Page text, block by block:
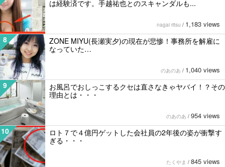
は経験済です。手越祐也とのスキャンダルも...
nagai ritsu / 1,183 views
8
ZONE MIYU(長瀬実夕)の現在が悲惨！事務所を解雇に
なっていた…
のあのあ / 1,040 views
9
お風呂でおしっこするクセは直さなきゃヤバイ！？その
理由とは・・・
のあのあ / 954 views
10
ロト７で４億円ゲットした会社員の2年後の姿が衝撃す
ぎる・・・
たくやま / 845 views